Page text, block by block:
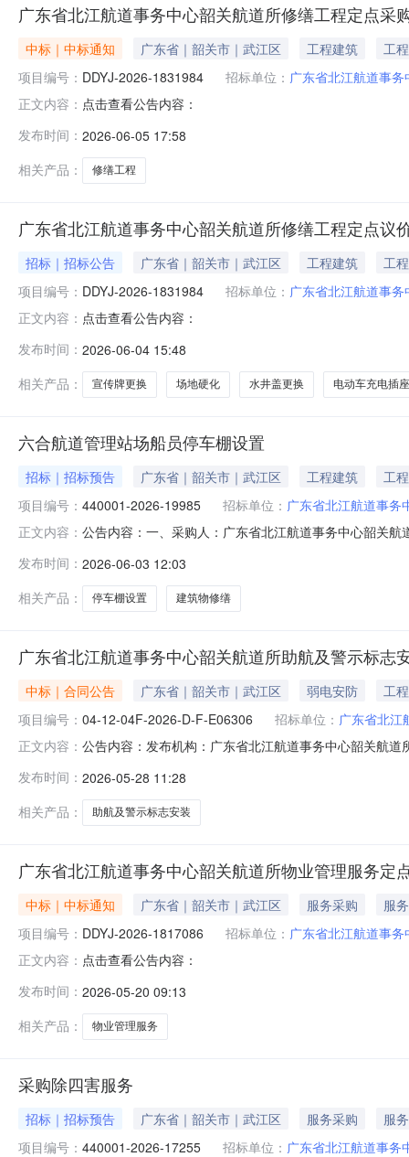
广东省北江航道事务中心韶关航道所修缮工程定点采
中标｜中标通知 广东省｜韶关市｜武江区 工程建筑
工程
项目编号： DDYJ-2026-1831984 招标单位： 广东省北江航道事
正文内容： 点击查看公告内容：
发布时间： 2026-06-05 17:58
相关产品：
修缮工程
广东省北江航道事务中心韶关航道所修缮工程定点议
招标｜招标公告 广东省｜韶关市｜武江区 工程建筑
工程
项目编号： DDYJ-2026-1831984 招标单位： 广东省北江航道事
正文内容： 点击查看公告内容：
发布时间： 2026-06-04 15:48
相关产品：
宣传牌更换 场地硬化 水井盖更换 电动车充电插座
六合航道管理站场船员停车棚设置
招标｜招标预告 广东省｜韶关市｜武江区 工程建筑
工程
项目编号： 440001-2026-19985 招标单位： 广东省北江航道事务
正文内容： 公告内容：一、采购人：广东省北江航道事务中心韶关
布时间：2026-06-0311:30:31
发布时间： 2026-06-03 12:03
相关产品：
停车棚设置 建筑物修缮
广东省北江航道事务中心韶关航道所助航及警示标志
中标｜合同公告 广东省｜韶关市｜武江区 弱电安防
工程
项目编号： 04-12-04F-2026-D-F-E06306 招标单位： 广东省北江
正文内容： 公告内容：发布机构：广东省北江航道事务中心韶关航
沙洲路42号，金泽园正门对面大楼联系方式：0751-
发布时间： 2026-05-28 11:28
相关产品：
助航及警示标志安装
广东省北江航道事务中心韶关航道所物业管理服务定
中标｜中标通知 广东省｜韶关市｜武江区 服务采购
服务
项目编号： DDYJ-2026-1817086 招标单位： 广东省北江航道事
正文内容： 点击查看公告内容：
发布时间： 2026-05-20 09:13
相关产品：
物业管理服务
采购除四害服务
招标｜招标预告 广东省｜韶关市｜武江区 服务采购
服务
项目编号： 440001-2026-17255 招标单位： 广东省北江航道事务